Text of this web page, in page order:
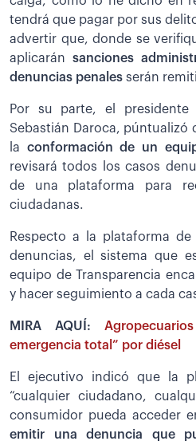
tendrá que pagar por sus
advertir que, donde se
aplicarán sanciones
denuncias penales serán
Por su parte, el
Sebastián Daroca, púntualizó
la conformación de un
revisará todos los casos
de una plataforma para
ciudadanas.
Respecto a la plataforma
denuncias, el sistema que
equipo de Transparencia
y hacer seguimiento a cada
MIRA AQUÍ:
emergencia total” por diésel
El ejecutivo indicó que la
“cualquier ciudadano,
consumidor pueda acceder
emitir una denuncia que